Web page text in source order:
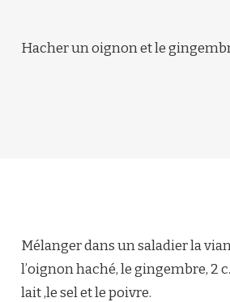
Hacher un oignon et le
Mélanger dans un saladier la
l’oignon haché, le gingembre, 2 c.
lait ,le sel et le poivre.